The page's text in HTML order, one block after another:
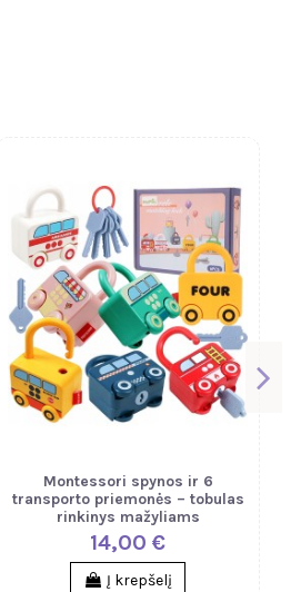
Montessori spynos ir 6
transporto priemonės – tobulas
rinkinys mažyliams
14,00 €
Į krepšelį